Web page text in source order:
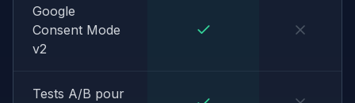
Google
Consent Mode
v2
Tests A/B pour